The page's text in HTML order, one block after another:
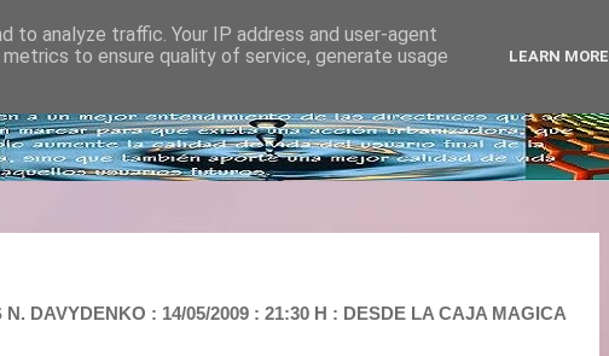
DAVYDENKO : 14/05/2009 : 21:30 H : DESDE LA CAJA MAGICA
to analyze traffic. Your IP address and user-agent
to ensure quality of service, generate usage
LEARN MORE